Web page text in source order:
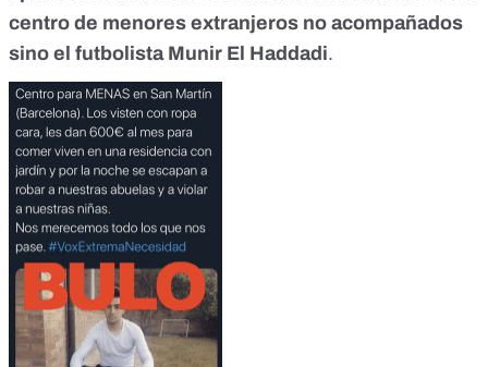
centro de menores extranjeros no acompañados
sino el futbolista Munir El Haddadi.